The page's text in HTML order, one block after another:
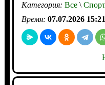
Категория: Все\Спорт
Время: 07.07.2026 15:21